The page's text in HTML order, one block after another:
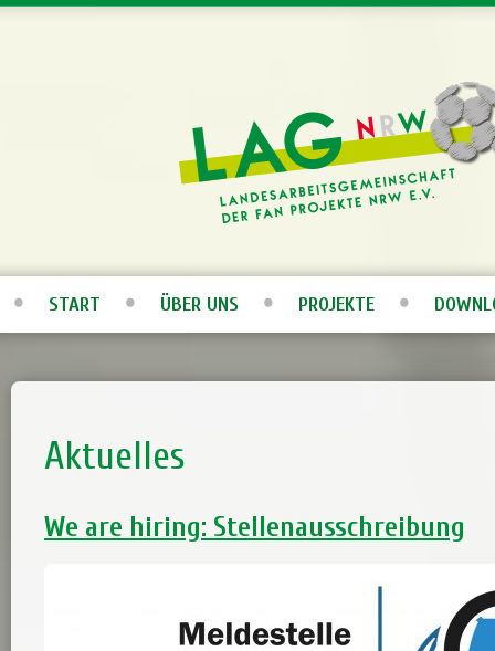
START ÜBER UNS PROJEKTE
Aktuelles
We are hiring: Stellenausschreibung